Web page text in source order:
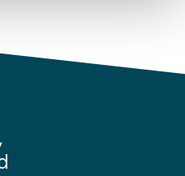
del sitio web con
publicidad y análisis